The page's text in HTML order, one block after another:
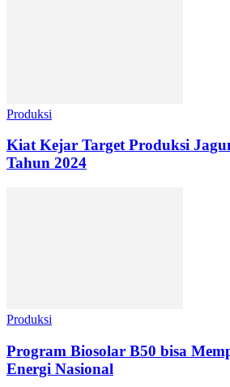
Produksi
Kiat Kejar Target Produksi
Tahun 2024
Produksi
Program Biosolar B50 bisa
Energi Nasional